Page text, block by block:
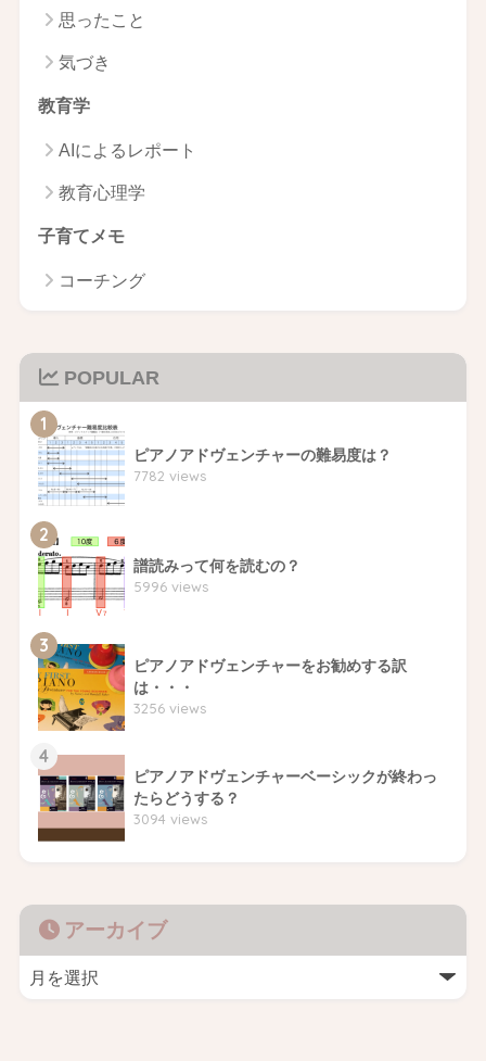
思ったこと
気づき
教育学
AIによるレポート
教育心理学
子育てメモ
コーチング
POPULAR
1
ピアノアドヴェンチャーの難易度は？
7782 views
2
譜読みって何を読むの？
5996 views
3
ピアノアドヴェンチャーをお勧めする訳
は・・・
3256 views
4
ピアノアドヴェンチャーベーシックが終わっ
たらどうする？
3094 views
アーカイブ